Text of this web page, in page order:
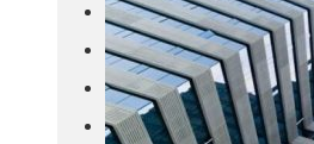
东莞
城市更新
房产政策
中国